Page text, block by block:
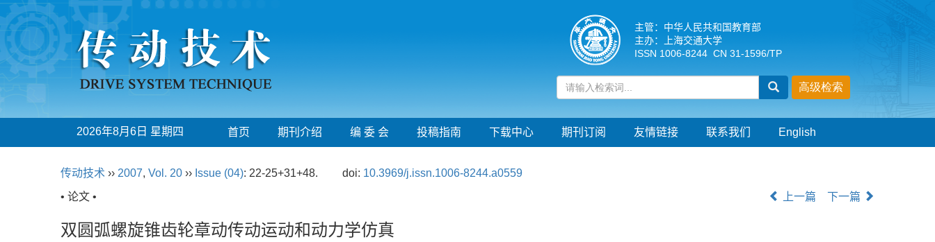
主管：中华人民共和国教育部
主办：上海交通大学
ISSN 1006-8244 CN 31-1596/TP
2026年8月6日 星期四 首页 期刊介绍 编 委 会 投稿指南 下载中心 期刊订阅 友情链接 联系我们 English
传动技术 ›› 2007, Vol. 20 ›› Issue (04): 22-25+31+48. doi: 10.3969/j.issn.1006-8244.a0559
• 论文 •
上一篇 下一篇
双圆弧螺旋锥齿轮章动传动运动和动力学仿真